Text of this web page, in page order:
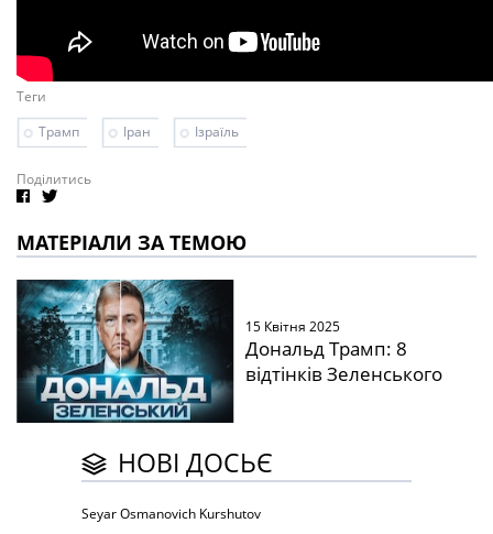
Теги
Трамп
Іран Ізраїль
Поділитись
МАТЕРІАЛИ ЗА ТЕМОЮ
15 Квітня 2025
Дональд Трамп: 8
відтінків Зеленського
НОВІ ДОСЬЄ
Seyar Osmanovich Kurshutov